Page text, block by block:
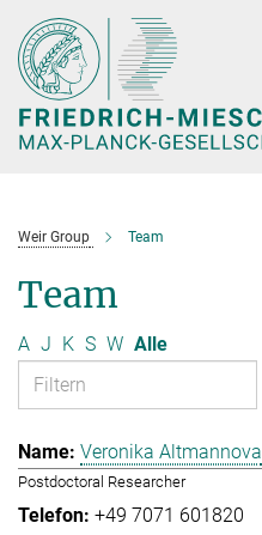
Hauptinhalt
Weir Group Team
Team
A J K S W Alle
Veronika Altmannova
Postdoctoral Researcher
+49 7071 601820